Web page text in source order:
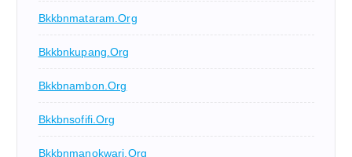
Bkkbnmataram.org
Bkkbnkupang.org
Bkkbnambon.org
Bkkbnsofifi.org
Bkkbnmanokwari.org